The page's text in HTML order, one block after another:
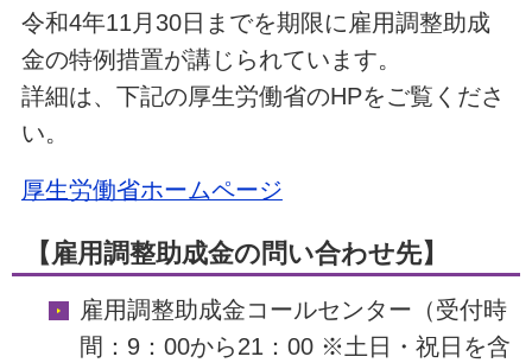
令和4年11月30日までを期限に雇用調整助成
金の特例措置が講じられています。
詳細は、下記の厚生労働省のHPをご覧くださ
い。
厚生労働省ホームページ
【雇用調整助成金の問い合わせ先】
雇用調整助成金コールセンター（受付時
間：9：00から21：00 ※土日・祝日を含